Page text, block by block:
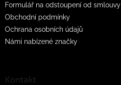
Formulář na odstoupení od smlouvy
Obchodní podmínky
Ochrana osobních údajů
Námi nabízené značky
Kontakt